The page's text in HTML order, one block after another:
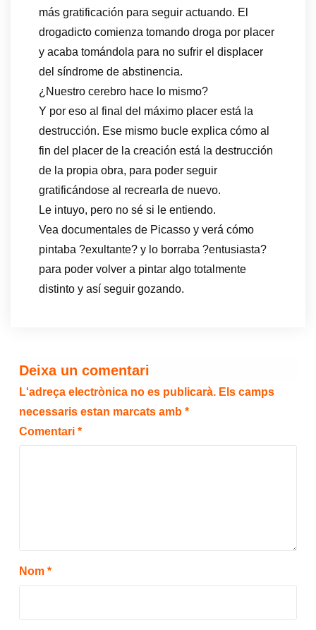
más gratificación para seguir actuando. El
drogadicto comienza tomando droga por placer
y acaba tomándola para no sufrir el displacer
del síndrome de abstinencia.
¿Nuestro cerebro hace lo mismo?
Y por eso al final del máximo placer está la
destrucción. Ese mismo bucle explica cómo al
fin del placer de la creación está la destrucción
de la propia obra, para poder seguir
gratificándose al recrearla de nuevo.
Le intuyo, pero no sé si le entiendo.
Vea documentales de Picasso y verá cómo
pintaba ?exultante? y lo borraba ?entusiasta?
para poder volver a pintar algo totalmente
distinto y así seguir gozando.
Deixa un comentari
L'adreça electrònica no es publicarà. Els camps
necessaris estan marcats amb *
Comentari *
Nom *